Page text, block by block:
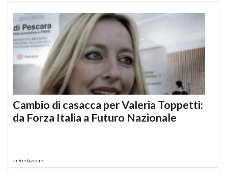
Cambio di casacca per Valeria Toppetti:
da Forza Italia a Futuro Nazionale
di Redazione